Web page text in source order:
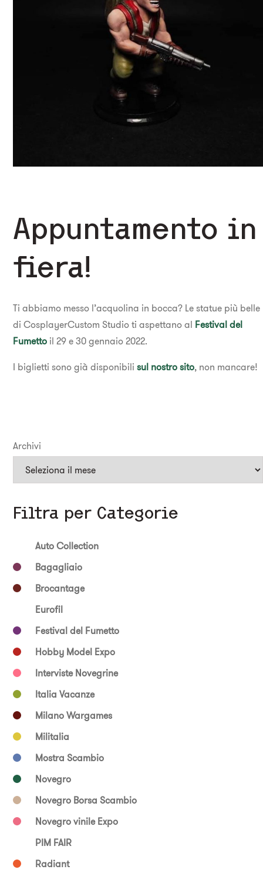
Appuntamento in
fiera!
Ti abbiamo messo l’acquolina in bocca? Le statue più belle
di CosplayerCustom Studio ti aspettano al Festival del
Fumetto il 29 e 30 gennaio 2022.
I biglietti sono già disponibilisul nostro sito, non mancare!
Archivi
Filtra per Categorie
Auto Collection
Bagagliaio
Brocantage
Eurofil
Festival del Fumetto
Hobby Model Expo
Interviste Novegrine
Italia Vacanze
Milano Wargames
Militalia
Mostra Scambio
Novegro
Novegro Borsa Scambio
Novegro vinile Expo
PIM FAIR
Radiant